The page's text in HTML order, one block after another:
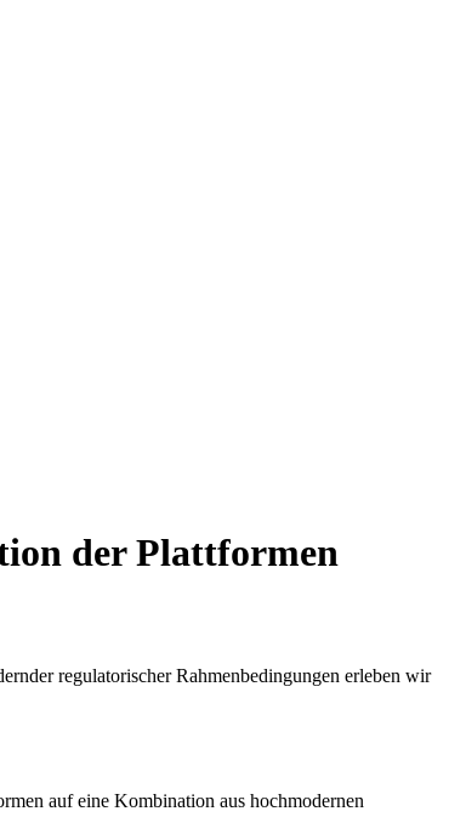
der Plattformen
regulatorischer Rahmenbedingungen erleben wir
auf eine Kombination aus hochmodernen